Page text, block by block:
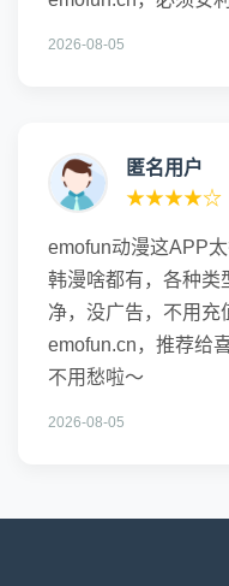
2026-08-05
匿名用户
★★★★☆
emofun动漫这APP
韩漫啥都有，各种类
净，没广告，不用充
emofun.cn，推荐给
不用愁啦～
2026-08-05